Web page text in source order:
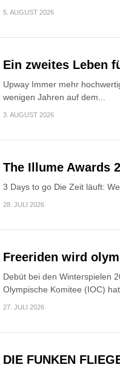
5. AUGUST 2026
Ein zweites Leben
Upway Immer mehr
wenigen Jahren auf dem...
3. AUGUST 2026
The Illume Awards
3 Days to go Die Zeit läuft:
28. JULI 2026
Freeriden wird
Debüt bei den Winterspielen
Olympische Komitee (IOC)
27. JULI 2026
DIE FUNKEN